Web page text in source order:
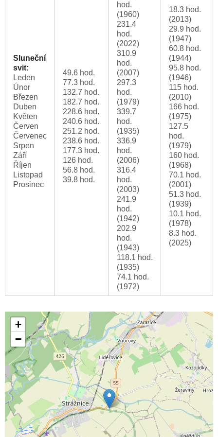
Sluneční
svit:
Leden
Únor
Březen
Duben
Květen
Červen
Červenec
Srpen
Září
Říjen
Listopad
Prosinec
49.6 hod.
77.3 hod.
132.7 hod.
182.7 hod.
228.6 hod.
240.6 hod.
251.2 hod.
238.6 hod.
177.3 hod.
126 hod.
56.8 hod.
39.8 hod.
hod.
(1960)
231.4
hod.
(2022)
310.9
hod.
(2007)
297.3
hod.
(1979)
339.7
hod.
(1935)
336.9
hod.
(2006)
316.4
hod.
(2003)
241.9
hod.
(1942)
202.9
hod.
(1943)
118.1 hod.
(1935)
74.1 hod.
(1972)
18.3 hod.
(2013)
29.9 hod.
(1947)
60.8 hod.
(1944)
95.8 hod.
(1946)
115 hod.
(2010)
166 hod.
(1975)
127.5
hod.
(1979)
160 hod.
(1968)
70.1 hod.
(2001)
51.3 hod.
(1939)
10.1 hod.
(1978)
8.3 hod.
(2025)
+
−